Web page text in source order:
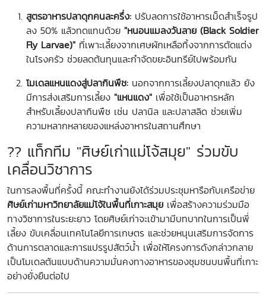
สูตรอาหารปลาดุกคนละครึ่ง: ปรับลดการใช้อาหารเม็ดสำเร็จรูป
ลง 50% แล้วทดแทนด้วย "หนอนแมลงวันลาย (Black Soldier
Fly Larvae)" ที่เพาะเลี้ยงจากเศษผักเหลือทิ้งจากการตัดแต่ง
ในโรงครัว ช่วยลดต้นทุนและกำจัดขยะอินทรีย์ไปพร้อมกัน
โมเดลแหนแดงสู่ปลากินพืช: นอกจากการเลี้ยงปลาดุกแล้ว ยัง
มีการส่งเสริมการเลี้ยง "แหนแดง" เพื่อใช้เป็นอาหารหลัก
สำหรับเลี้ยงปลากินพืช เช่น ปลานิล และปลาสลิด ช่วยเพิ่ม
ความหลากหลายของแหล่งอาหารในสถานศึกษา
?? แท็กทีม "ศิษย์เก่าแม่โจ้สมุย" ร่วมขับ
เคลื่อนวิชาการ
ในการลงพื้นที่ครั้งนี้ คณะทำงานยังได้ร่วมประชุมหารือกับเครือข่าย
ศิษย์เก่ามหาวิทยาลัยแม่โจ้ในพื้นที่เกาะสมุย เพื่อสร้างความร่วมมือ
ทางวิชาการในระยะยาว โดยศิษย์เก่าจะเข้ามามีบทบาทในการเป็นพี่
เลี้ยง ขับเคลื่อนเทคโนโลยีการเกษตร และช่วยหนุนเสริมการจัดการ
ด้านการตลาดและการแปรรูปสัตว์น้ำ เพื่อให้โครงการดังกล่าวกลาย
เป็นโมเดลต้นแบบด้านความมั่นคงทางอาหารของชุมชนบนพื้นที่เกาะ
อย่างยั่งยืนต่อไป